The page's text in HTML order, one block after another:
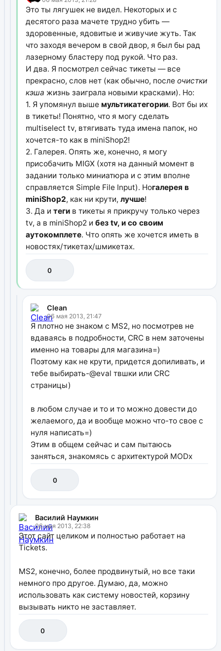
Это ты лягушек не видел. Некоторых и с
десятого раза мачете трудно убить —
здоровенные, ядовитые и живучие жуть. Так
что заходя вечером в свой двор, я был бы рад
лазерному бластеру под рукой. Что раз.
И два. Я посмотрел сейчас тикеты — все
прекрасно, слов нет (как обычно, послеочистки
кэша жизнь заиграла новыми красками). Но:
1. Я упомянул выше мультикатегории. Вот бы их
в тикеты! Понятно, что я могу сделать
multiselect tv, втягивать туда имена папок, но
хочется-то как в miniShop2!
2. Галерея. Опять же, конечно, я могу
присобачить MIGX (хотя на данный момент в
задании только миниатюра и с этим вполне
справляется Simple File Input). Ногалерея в
miniShop2, как ни крути,лучше!
3. Да итеги в тикеты я прикручу только через
tv, а в miniShop2 ибез tv, и со своим
аутокомплете. Что опять же хочется иметь в
новостях/тикетах/шмикетах.
0
Clean
06 мая 2013, 21:47
Я плотно не знаком с MS2, но посмотрев не
вдаваясь в подробности, СRC в нем заточены
именно на товары для магазина=)
Поэтому как не крути, придется допиливать, и
тебе выбирать-@eval твшки или CRC
страницы)
в любом случае и то и то можно довести до
желаемого, да и вообще можно что-то свое с
нуля написать=)
Этим в общем сейчас и сам пытаюсь
заняться, знакомясь с архитектурой MODx
0
Василий Наумкин
06 мая 2013, 22:38
Этот сайт целиком и полностью работает на
Tickets.
MS2, конечно, более продвинутый, но все таки
немного про другое. Думаю, да, можно
использовать как систему новостей, корзину
вызывать никто не заставляет.
0